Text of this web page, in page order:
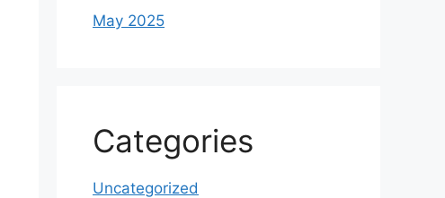
May 2025
Categories
Uncategorized